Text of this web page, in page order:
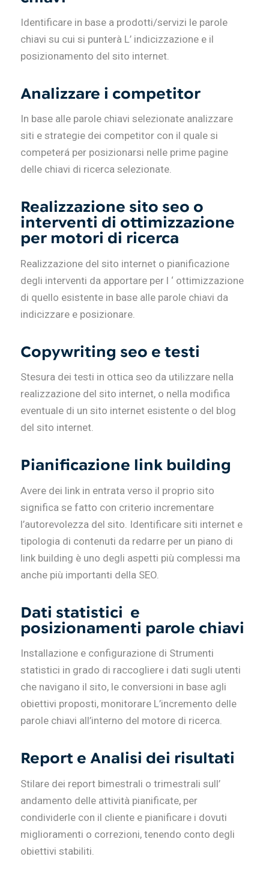
Identificare in base a prodotti/servizi le parole
chiavi su cui si punterà L’ indicizzazione e il
posizionamento del sito internet.
Analizzare i competitor
In base alle parole chiavi selezionate analizzare
siti e strategie dei competitor con il quale si
competerá per posizionarsi nelle prime pagine
delle chiavi di ricerca selezionate.
Realizzazione sito seo o
interventi di ottimizzazione
per motori di ricerca
Realizzazione del sito internet o pianificazione
degli interventi da apportare per l ‘ ottimizzazione
di quello esistente in base alle parole chiavi da
indicizzare e posizionare.
Copywriting seo e testi
Stesura dei testi in ottica seo da utilizzare nella
realizzazione del sito internet, o nella modifica
eventuale di un sito internet esistente o del blog
del sito internet.
Pianificazione link building
Avere dei link in entrata verso il proprio sito
significa se fatto con criterio incrementare
l’autorevolezza del sito. Identificare siti internet e
tipologia di contenuti da redarre per un piano di
link building è uno degli aspetti più complessi ma
anche più importanti della SEO.
Dati statistici e
posizionamenti parole chiavi
Installazione e configurazione di Strumenti
statistici in grado di raccogliere i dati sugli utenti
che navigano il sito, le conversioni in base agli
obiettivi proposti, monitorare L’incremento delle
parole chiavi all’interno del motore di ricerca.
Report e Analisi dei risultati
Stilare dei report bimestrali o trimestrali sull’
andamento delle attività pianificate, per
condividerle con il cliente e pianificare i dovuti
miglioramenti o correzioni, tenendo conto degli
obiettivi stabiliti.